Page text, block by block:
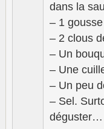
dans la
– 1 gousse
– 2 clous
– Un
– Une
– Un peu
– Sel.
déguster…